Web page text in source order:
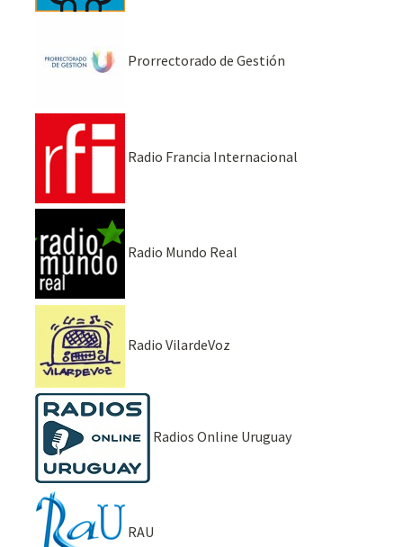
Prorrectorado de Gestión
Radio Francia Internacional
Radio Mundo Real
Radio VilardeVoz
Radios Online Uruguay
RAU